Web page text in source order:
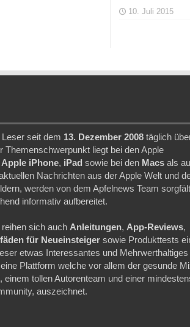
10. Juli 2015
seit dem 13. Dezember 2008 täglich
Themenschwerpunkt liegt bei den Apple
Apple iPhone, iPad sowie bei den Macs als
Nachrichten aus der Apple Welt und
werden von dem Apfelnews Team
informativ aufbereitet.
sich auch Anleitungen, App-Reviews,
für Neueinsteiger sowie Produkttests
etwas Interessantes und Mehrwerthaltiges
Plattform welche vor allem der gesunde
einem tollen Autorenteam und einer
auszeichnet.